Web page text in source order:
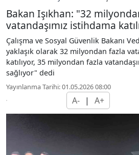
Bakan Işıkhan: "32
vatandaşımız istihdama
Çalışma ve Sosyal Güvenlik Bakanı
yaklaşık olarak 32 milyondan fazla
katılıyor, 35 milyondan fazla
sağlıyor" dedi
Yayınlanma Tarihi: 01.05.2026 08:00
A- | A+